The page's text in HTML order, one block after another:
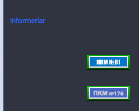
Informerlar